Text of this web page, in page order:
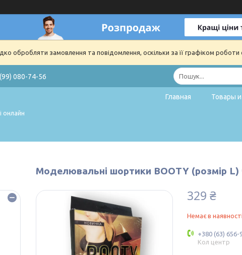
обробляти замовлення та повідомлення, оскільки за її графіком
080-74-56
онлайн
Главная Товары и
Моделювальні шортики BOOTY (розмір L)
329 ₴
Немає в наявності
+380 (63) 656-
Кол центр